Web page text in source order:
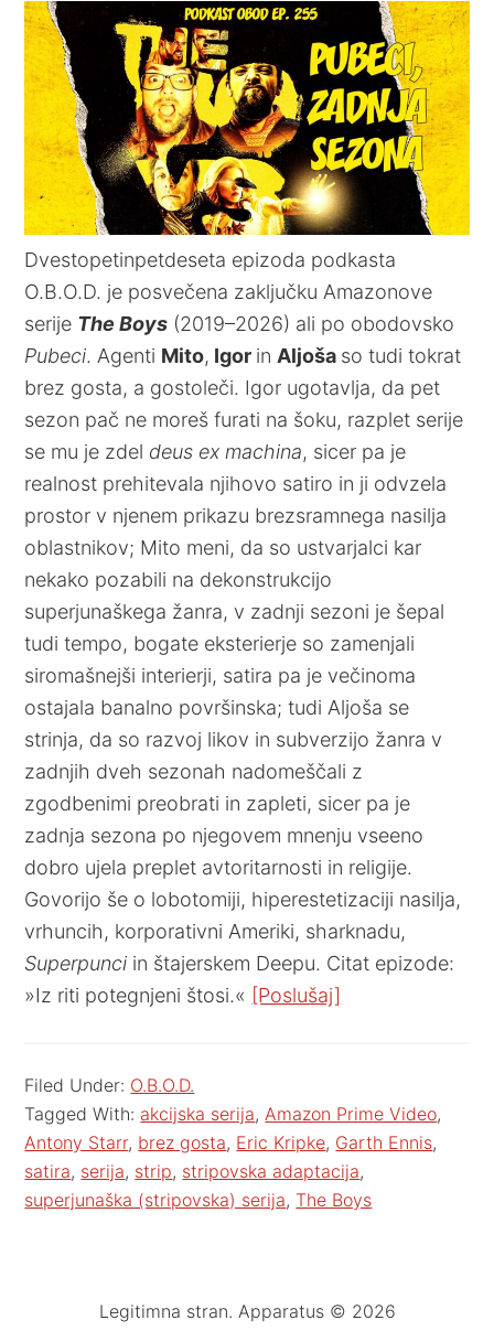
Dvestopetinpetdeseta epizoda podkasta
O.B.O.D. je posvečena zaključku Amazonove
serije The Boys (2019–2026) ali po obodovsko
Pubeci. Agenti Mito, Igor in Aljoša so tudi tokrat
brez gosta, a gostoleči. Igor ugotavlja, da pet
sezon pač ne moreš furati na šoku, razplet serije
se mu je zdel deus ex machina, sicer pa je
realnost prehitevala njihovo satiro in ji odvzela
prostor v njenem prikazu brezsramnega nasilja
oblastnikov; Mito meni, da so ustvarjalci kar
nekako pozabili na dekonstrukcijo
superjunaškega žanra, v zadnji sezoni je šepal
tudi tempo, bogate eksterierje so zamenjali
siromašnejši interierji, satira pa je večinoma
ostajala banalno površinska; tudi Aljoša se
strinja, da so razvoj likov in subverzijo žanra v
zadnjih dveh sezonah nadomeščali z
zgodbenimi preobrati in zapleti, sicer pa je
zadnja sezona po njegovem mnenju vseeno
dobro ujela preplet avtoritarnosti in religije.
Govorijo še o lobotomiji, hiperestetizaciji nasilja,
vrhuncih, korporativni Ameriki, sharknadu,
Superpunci in štajerskem Deepu. Citat epizode:
»Iz riti potegnjeni štosi.« [Poslušaj]
Filed Under: O.B.O.D.
Tagged With: akcijska serija, Amazon Prime Video,
Antony Starr, brez gosta, Eric Kripke, Garth Ennis,
satira, serija, strip, stripovska adaptacija,
superjunaška (stripovska) serija,The Boys
Legitimna stran. Apparatus © 2026